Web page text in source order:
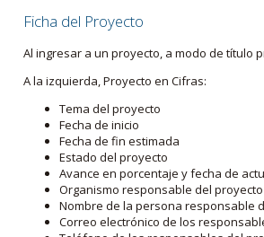
Ficha del Proyecto
Al ingresar a un proyecto, a modo de título
A la izquierda, Proyecto en Cifras:
Tema del proyecto
Fecha de inicio
Fecha de fin estimada
Estado del proyecto
Avance en porcentaje y fecha de
Organismo responsable del proyecto
Nombre de la persona responsable
Correo electrónico de los